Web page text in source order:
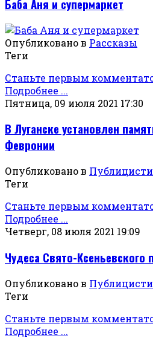
Баба Аня и супермаркет
Опубликовано в Рассказы
Теги
Станьте первым
Подробнее ...
Пятница, 09 июля 2021 17:30
В Луганске установлен
Февронии
Опубликовано в
Теги
Станьте первым
Подробнее ...
Четверг, 08 июля 2021 19:09
Чудеса Свято-Ксеньевского
Опубликовано в
Теги
Станьте первым
Подробнее ...